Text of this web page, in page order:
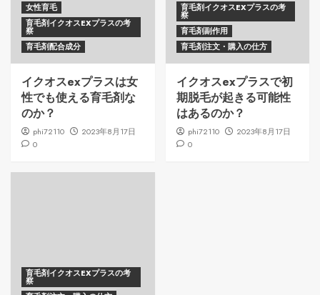
女性育毛
育毛剤イクオスEXプラスの考
察
育毛剤配合成分
イクオスexプラスは女
性でも使える育毛剤な
のか？
phi72110
2023年8月17日
0
育毛剤イクオスEXプラスの考
察
育毛剤副作用
育毛剤注文・購入の仕方
イクオスexプラスで初
期脱毛が起きる可能性
はあるのか？
phi72110
2023年8月17日
0
育毛剤イクオスEXプラスの考
察